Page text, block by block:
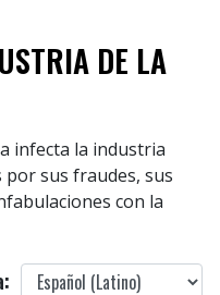
DE LA
infecta la industria
por sus fraudes, sus
con la